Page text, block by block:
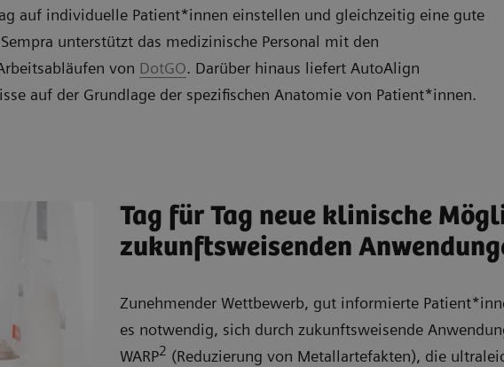
auf individuelle Patient*innen einstellen und gleichzeitig eine gute
unterstützt das medizinische Personal mit den
von DotGO. Darüber hinaus liefert AutoAlign
auf der Grundlage der spezifischen Anatomie von Patient*innen.
Tag für Tag neue klinische
zukunftsweisenden
Zunehmender Wettbewerb, gut informierte
es notwendig, sich durch zukunftsweisende
WARP2 (Reduzierung von Metallartefakten), die